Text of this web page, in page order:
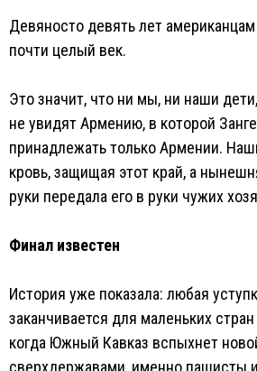
Девяносто девять лет
почти целый век.
Это значит, что ни мы, ни наши
не увидят Армению, в которой
принадлежать только Армении.
кровь, защищая этот край, а
руки передала его в руки чужих
Финал известен
История уже показала: любая
заканчивается для маленьких
когда Южный Кавказ вспыхнет
сверхдержавами, именно пашисты